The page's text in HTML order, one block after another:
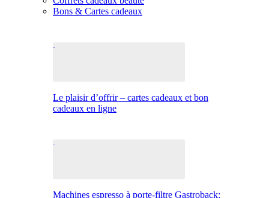
Bons & Cartes cadeaux
Le plaisir d’offrir – cartes cadeaux et bon
cadeaux en ligne
Machines espresso à porte-filtre Gastroback: